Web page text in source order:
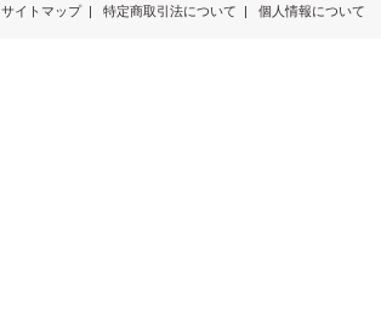
サイトマップ| 特定商取引法について | 個人情報について